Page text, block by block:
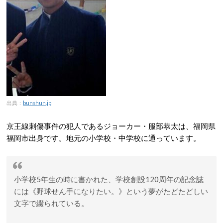
出典： bunshun.jp
京王線刺傷事件の犯人であるジョーカー・服部恭太は、福岡県
福岡市出身です。地元の小学校・中学校に通っています。
小学校5年生の時に書かれた、学校創設120周年の記念誌
には《野球せん手になりたい。》という夢がたどたどしい
文字で綴られている。